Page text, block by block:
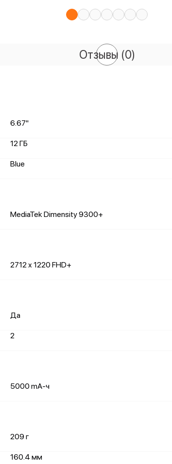
Отзывы (0)
6.67"
12 ГБ
Blue
MediaTek Dimensity 9300+
2712 x 1220 FHD+
Да
2
5000 mA-ч
209 г
160.4 мм